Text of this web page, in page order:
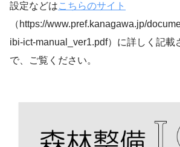
設定などはこちらのサイト
（https://www.pref.kanagawa.jp/
ibi-ict-manual_ver1.pdf）に詳しく記載
で、ご覧ください。